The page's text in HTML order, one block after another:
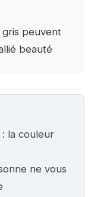
peuvent
beauté
la couleur
ne vous